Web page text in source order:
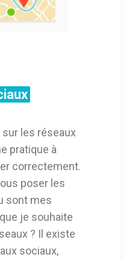
les réseaux
pratique à
correctement.
poser les
sont mes
je souhaite
? Il existe
sociaux,